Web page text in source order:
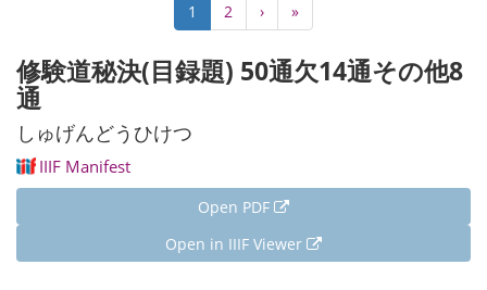
Current
page
1 Page
2
Next
page
›
Last
page
»
修験道秘決(目録題) 50通欠14通その他8
通
しゅげんどうひけつ
IIIF Manifest
Open PDF
Open in IIIF Viewer